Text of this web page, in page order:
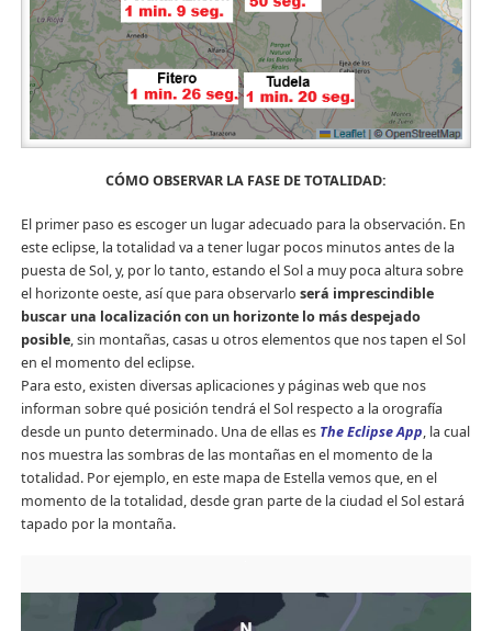
CÓMO OBSERVAR LA FASE DE TOTALIDAD:
El primer paso es escoger un lugar adecuado para la observación. En
este eclipse, la totalidad va a tener lugar pocos minutos antes de la
puesta de Sol, y, por lo tanto, estando el Sol a muy poca altura sobre
el horizonte oeste, así que para observarlo será imprescindible
buscar una localización con un horizonte lo más despejado
posible, sin montañas, casas u otros elementos que nos tapen el Sol
en el momento del eclipse.
Para esto, existen diversas aplicaciones y páginas web que nos
informan sobre qué posición tendrá el Sol respecto a la orografía
desde un punto determinado. Una de ellas es The Eclipse App, la cual
nos muestra las sombras de las montañas en el momento de la
totalidad. Por ejemplo, en este mapa de Estella vemos que, en el
momento de la totalidad, desde gran parte de la ciudad el Sol estará
tapado por la montaña.